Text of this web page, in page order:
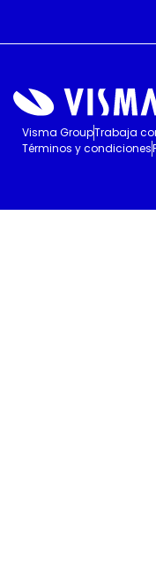
Visma GroupTrabaja
Términos y condiciones